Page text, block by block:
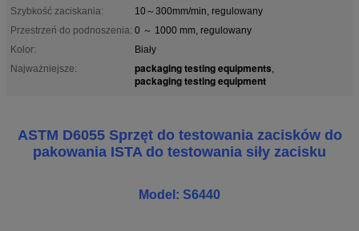
Szybkość zaciskania:
10～300mm/min, regulowany
Przestrzeń do podnoszenia: 0 ～ 1000 mm, regulowany
Kolor:
Biały
Najważniejsze:
packaging testing equipments,
packaging testing equipment
ASTM D6055 Sprzęt do testowania zacisków do
pakowania ISTA do testowania siły zacisku
Model: S6440